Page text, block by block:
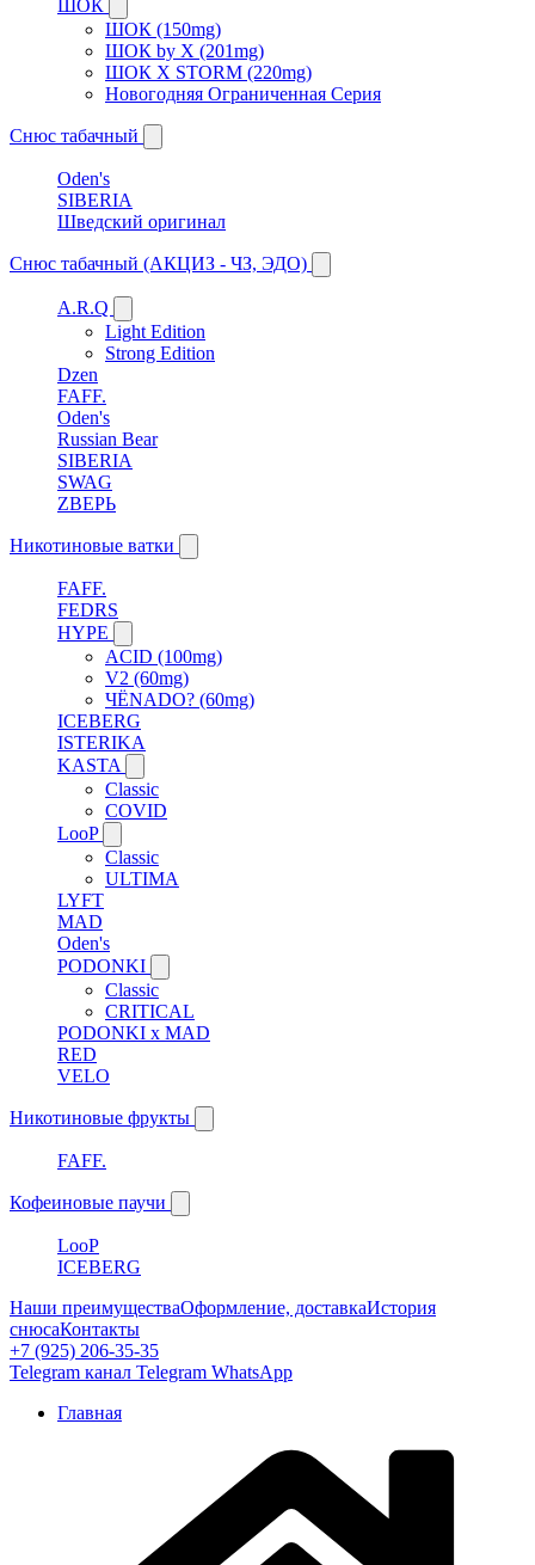
ШОК
ШОК (150mg)
ШОК by X (201mg)
ШОК X STORM (220mg)
Новогодняя Ограниченная Серия
Снюс табачный
Oden's
SIBERIA
Шведский оригинал
Снюс табачный (АКЦИЗ - ЧЗ, ЭДО)
A.R.Q
Light Edition
Strong Edition
Dzen
FAFF.
Oden's
Russian Bear
SIBERIA
SWAG
ZВЕРЬ
Никотиновые ватки
FAFF.
FEDRS
HYPE
ACID (100mg)
V2 (60mg)
ЧЁNADO? (60mg)
ICEBERG
ISTERIKA
KASTA
Classic
COVID
LooP
Classic
ULTIMA
LYFT
MAD
Oden's
PODONKI
Classic
CRITICAL
PODONKI x MAD
RED
VELO
Никотиновые фрукты
FAFF.
Кофеиновые паучи
LooP
ICEBERG
Наши преимуществаОформление, доставкаИстория
снюсаКонтакты
+7 (925) 206-35-35
Telegram канал Telegram WhatsApp
Главная